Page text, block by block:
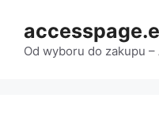
treściOd wyboru do zakupu